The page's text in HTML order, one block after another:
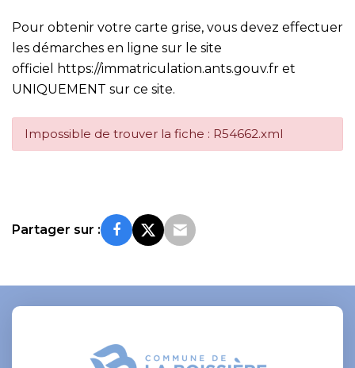
Pour obtenir votre carte grise, vous devez effectuer
les démarches en ligne sur le site
officiel
https://immatriculation.ants.gouv.fr et
UNIQUEMENT sur ce site.
Impossible de trouver la fiche : R54662.xml
Partager sur :